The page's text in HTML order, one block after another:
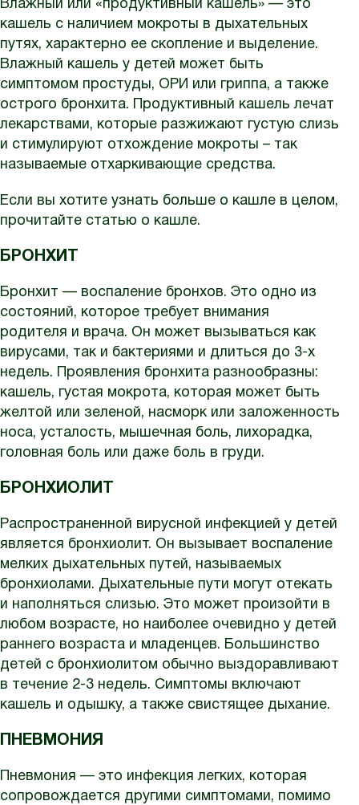
Влажный или «продуктивный кашель» — это
кашель с наличием мокроты в дыхательных
путях, характерно ее скопление и выделение.
Влажный кашель у детей может быть
симптомом простуды, ОРИ или гриппа, а также
острого бронхита. Продуктивный кашель лечат
лекарствами, которые разжижают густую слизь
и стимулируют отхождение мокроты – так
называемые отхаркивающие средства.
Если вы хотите узнать больше о кашле в целом,
прочитайте статью о кашле.
БРОНХИТ
Бронхит — воспаление бронхов. Это одно из
состояний, которое требует внимания
родителя и врача. Он может вызываться как
вирусами, так и бактериями и длиться до 3-х
недель. Проявления бронхита разнообразны:
кашель, густая мокрота, которая может быть
желтой или зеленой, насморк или заложенность
носа, усталость, мышечная боль, лихорадка,
головная боль или даже боль в груди.
БРОНХИОЛИТ
Распространенной вирусной инфекцией у детей
является бронхиолит. Он вызывает воспаление
мелких дыхательных путей, называемых
бронхиолами. Дыхательные пути могут отекать
и наполняться слизью. Это может произойти в
любом возрасте, но наиболее очевидно у детей
раннего возраста и младенцев. Большинство
детей с бронхиолитом обычно выздоравливают
в течение 2-3 недель. Симптомы включают
кашель и одышку, а также свистящее дыхание.
ПНЕВМОНИЯ
Пневмония — это инфекция легких, которая
сопровождается другими симптомами, помимо